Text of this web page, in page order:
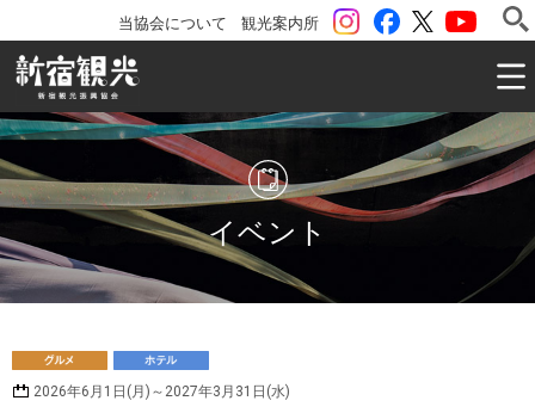
ツイッター
Facebook
instagram
観光案内所
当協会について
一般社団法人 新宿観光振興協会 Shinjuku
イベント
ルメ
テル
2026年6月1日(月)～2027年3月31日(水)